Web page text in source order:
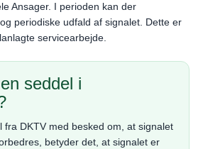
Ansager. I perioden kan der
periodiske udfald af signalet. Dette er
servicearbejde.
seddel i
fra DKTV med besked om, at signalet
betyder det, at signalet er